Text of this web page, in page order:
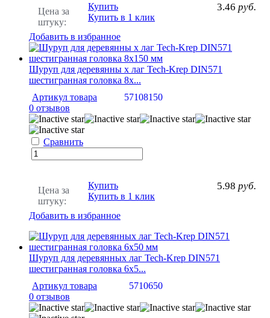
Цена за
штуку:
3.46 руб.
Купить
Купить в 1 клик
Добавить в избранное
Шуруп для деревянны х лаг Tech-Krep DIN571
шестигранная головка 8х...
Артикул товара
57108150
0 отзывов
Сравнить
Цена за
штуку:
5.98 руб.
Купить
Купить в 1 клик
Добавить в избранное
Шуруп для деревянных лаг Tech-Krep DIN571
шестигранная головка 6х5...
Артикул товара
5710650
0 отзывов